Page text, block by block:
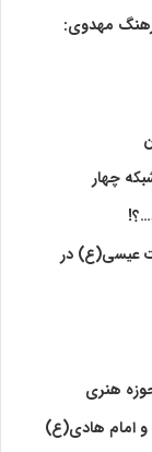
مهدوی:‌
چهار
عیسی(ع) در
هنری
و امام هادی(ع)